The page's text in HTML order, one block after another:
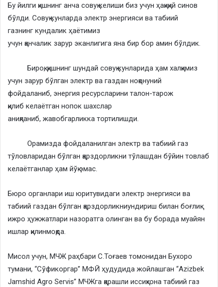
Бу йилги қишнинг анча совуқ келиши биз учун ҳақиқий синов
бўлди. Совуқ кунларда электр энергияси ва табиий
газнинг кундалик ҳаётимиз
учун қанчалик зарур эканлигига яна бир бор амин бўлдик.
Бироқ, қишнинг шундай совуқ кунларида ҳам халқимиз
учун зарур бўлган электр ва газдан ноқонуний
фойдаланиб, энергия ресурсларини талон-тарож
қилиб келаётган нопок шахслар
аниқланиб, жавобгарликка тортилишди.
Орамизда фойдаланилган электр ва табиий газ
тўловларидан бўлган қарздорликни тўлашдан бўйин товлаб
келаётганлар ҳам йўқ эмас.
Бюро органлари иш юритувидаги электр энергияси ва
табиий газдан бўлган қарздорликниундириш билан боғлиқ
ижро ҳужжатлари назоратга олинган ва бу борада муайян
ишлар қилинмоқда.
Мисол учун, МЧЖ раҳбари С.Тоғаев томонидан Бухоро
тумани, “Сўфикоргар” МФЙ ҳудудида жойлашган “Аzizbek
Jamshid Agro Servis” МЧЖга қарашли иссиқхона табиий газ